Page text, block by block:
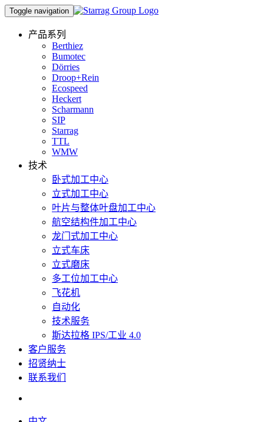
Toggle navigation
产品系列
Berthiez
Bumotec
Dörries
Droop+Rein
Ecospeed
Heckert
Scharmann
SIP
Starrag
TTL
WMW
技术
卧式加工中心
立式加工中心
叶片与整体叶盘加工中心
航空结构件加工中心
龙门式加工中心
立式车床
立式磨床
多工位加工中心
飞花机
自动化
技术服务
斯达拉格 IPS/工业 4.0
客户服务
招贤纳士
联系我们